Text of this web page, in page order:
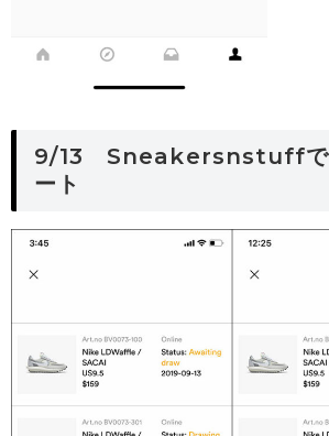
9/13 Sneakersnstuffで
ート